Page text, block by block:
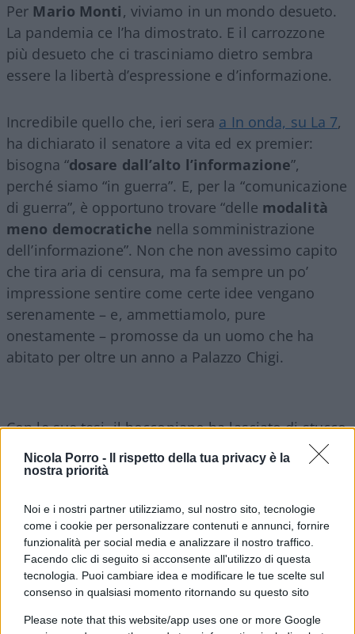
Nicola Porro -
Il rispetto della tua privacy è la
nostra priorità
Noi e i nostri partner utilizziamo, sul nostro sito, tecnologie
come i cookie per personalizzare contenuti e annunci, fornire
funzionalità per social media e analizzare il nostro traffico.
Facendo clic di seguito si acconsente all'utilizzo di questa
tecnologia. Puoi cambiare idea e modificare le tue scelte sul
consenso in qualsiasi momento ritornando su questo sito
Please note that this website/app uses one or more Google
Per Mario Monti, viviamo in un mondo desueto.
La pandemia ce l’ha dimostrato. E il carrozzone
più desueto che ci trasciniamo dietro sembra
essere la libertà d’espressione e d’informazione.
Incredibile quello che, ieri sera a In onda, su La 7,
ha dichiarato il senatore a vita ed ex premier:
bisogna “dosare dall’alto l’informazione”,
perché siamo “in guerra”. E, per la “comunicazione
di guerra”, è opportuno trovare “delle modalità
meno democratiche nella somministrazione
dell’informazione”. Non che non avessimo capito
che tira aria di censura, ma fa sempre un po’
impressione sentire come certe idee vengano
serenamente – e, ammettiamolo, pure
onestamente – promosse da un uomo che ha
abitato per oltre un anno a Palazzo Chigi.
Con le sue tesi, il bocconiano ha lasciato di stucco
persino lo studio, per nulla no pass e no vax, della
rete di Urbano Cairo. Tanto che la conduttrice
dovuto domandare: chi decide come dosare
l’informazione? Ovvia la risposta di Monti: “Il
governo, ispirato dalle autorità sanitarie”.
Meraviglioso: dopo anni di menate sul ritorno del
fascismo, gli espertoni, i professoroni, ci spiegano
che in effettidovrebbero tornare i Minculpop, i